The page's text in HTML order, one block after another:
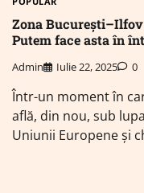
Zona
Putem face asta în
Admin Iulie 22, 2025 0
Într-un moment în
află, din nou, sub
Uniunii Europene și